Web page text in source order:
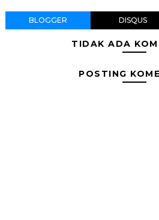
BLOGGER DISQUS
TIDAK ADA
POSTING